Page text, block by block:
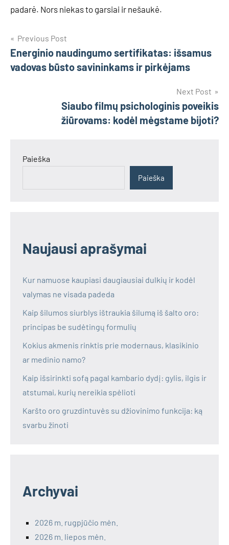
padarė. Nors niekas to garsiai ir nešaukė.
Navigacija
tarp
Previous Post
Energinio naudingumo sertifikatas: išsamus
vadovas būsto savininkams ir pirkėjams
Next Post
Siaubo filmų psichologinis poveikis
žiūrovams: kodėl mėgstame bijoti?
Paieška
Paieška
Naujausi aprašymai
Kur namuose kaupiasi daugiausiai dulkių ir kodėl
valymas ne visada padeda
Kaip šilumos siurblys ištraukia šilumą iš šalto oro:
principas be sudėtingų formulių
Kokius akmenis rinktis prie modernaus, klasikinio
ar medinio namo?
Kaip išsirinkti sofą pagal kambario dydį: gylis, ilgis ir
atstumai, kurių nereikia spėlioti
Karšto oro gruzdintuvės su džiovinimo funkcija: ką
svarbu žinoti
Archyvai
2026 m. rugpjūčio mėn.
2026 m. liepos mėn.